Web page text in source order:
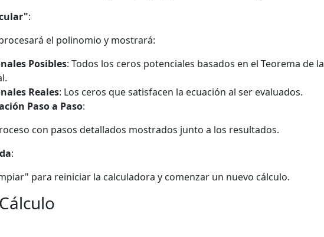
:
el polinomio y mostrará:
Posibles: Todos los ceros potenciales basados en el Teorema de la
Reales: Los ceros que satisfacen la ecuación al ser evaluados.
Paso a Paso:
con pasos detallados mostrados junto a los resultados.
:
para reiniciar la calculadora y comenzar un nuevo cálculo.